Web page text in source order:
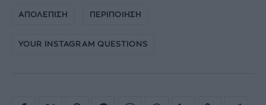
ΑΠΟΛΕΠΙΣΗ ΠΕΡΙΠΟΙΗΣΗ
YOUR INSTAGRAM QUESTIONS